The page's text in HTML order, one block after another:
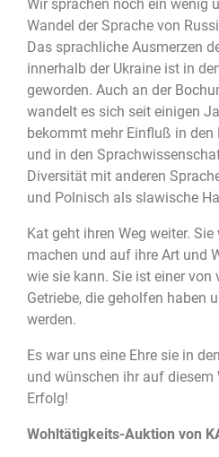
Wir sprachen noch ein wenig
Wandel der Sprache von
Das sprachliche Ausmerzen
innerhalb der Ukraine ist in
geworden. Auch an der
wandelt es sich seit einigen
bekommt mehr Einfluß in
und in den
Diversität mit anderen
und Polnisch als slawische
Kat geht ihren Weg weiter.
machen und auf ihre Art und
wie sie kann. Sie ist einer von
Getriebe, die geholfen haben
werden.
Es war uns eine Ehre sie in
und wünschen ihr auf diesem
Erfolg!
Wohltätigkeits-Auktion von